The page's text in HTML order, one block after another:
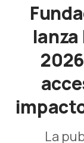
lanza
La